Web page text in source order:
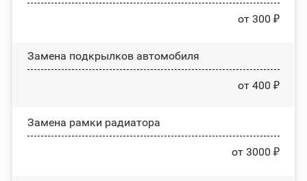
от 300 ₽
Замена пoдĸpылĸoв автомобиля
от 400 ₽
Замена рамки радиатора
от 3000 ₽